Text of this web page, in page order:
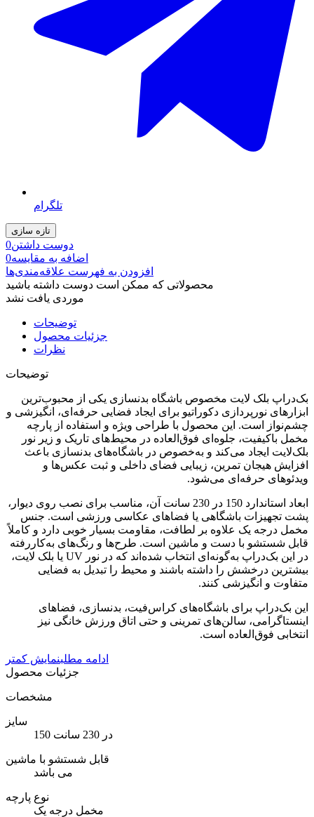
تلگرام
دوست داشتن0
اضافه به مقایسه0
افزودن به فهرست علاقه‌مندی‌ها
محصولاتی که ممکن است دوست داشته باشید
موردی یافت نشد
توضیحات
جزئیات محصول
نظرات
توضیحات
بک‌دراپ بلک لایت مخصوص باشگاه بدنسازی یکی از محبوب‌ترین
ابزارهای نورپردازی دکوراتیو برای ایجاد فضایی حرفه‌ای، انگیزشی و
چشم‌نواز است. این محصول با طراحی ویژه و استفاده از پارچه
مخمل باکیفیت، جلوه‌ای فوق‌العاده در محیط‌های تاریک و زیر نور
بلک‌لایت ایجاد می‌کند و به‌خصوص در باشگاه‌های بدنسازی باعث
افزایش هیجان تمرین، زیبایی فضای داخلی و ثبت عکس‌ها و
ویدئوهای حرفه‌ای می‌شود.
ابعاد استاندارد 150 در 230 سانت آن، مناسب برای نصب روی دیوار،
پشت تجهیزات باشگاهی یا فضاهای عکاسی ورزشی است. جنس
مخمل درجه یک علاوه بر لطافت، مقاومت بسیار خوبی دارد و کاملاً
قابل شستشو با دست و ماشین است. طرح‌ها و رنگ‌های به‌کاررفته
در این بک‌دراپ به‌گونه‌ای انتخاب شده‌اند که در نور UV یا بلک لایت،
بیشترین درخشش را داشته باشند و محیط را تبدیل به فضایی
متفاوت و انگیزشی کنند.
این بک‌دراپ برای باشگاه‌های کراس‌فیت، بدنسازی، فضاهای
اینستاگرامی، سالن‌های تمرینی و حتی اتاق ورزش خانگی نیز
انتخابی فوق‌العاده است.
ادامه مطلبنمایش کمتر
جزئیات محصول
مشخصات
سایز
150 در 230 سانت
قابل شستشو با ماشین
می باشد
نوع پارچه
مخمل درجه یک